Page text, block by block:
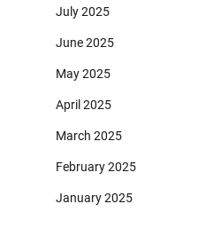
July 2025
June 2025
May 2025
April 2025
March 2025
February 2025
January 2025